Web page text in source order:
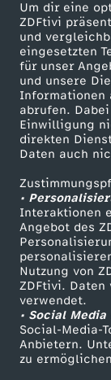
Um dir eine
ZDFtivi
und
eingesetzten
für unser
und unsere
Informationen
abrufen.
Einwilligung
direkten
Daten auch
•
Interaktionen
Angebot des
Nutzung von
ZDFtivi.
verwendet.
• Social
Social-Media-
Anbietern.
zu
n
k
e
z
u
a
k
t
u
Mehr ZDF
ZDF-Apps
Smart TV
ZDFtext
Livestreams
Sendungen A-Z
TV-Programm
ZDF Unternehmen
Karriere